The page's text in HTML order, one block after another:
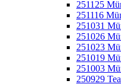
251125
251116
251031
251026
251023
251019
251003
250929